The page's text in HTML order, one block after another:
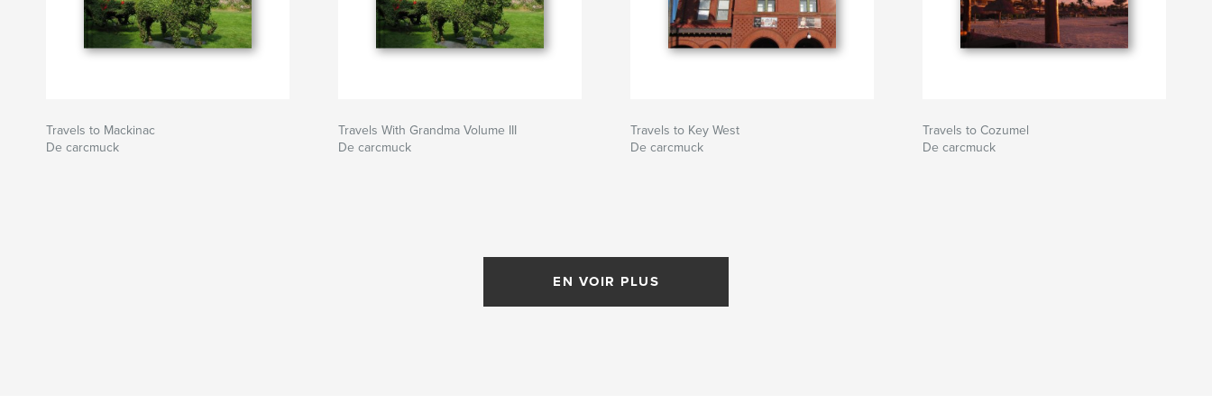
Travels to Mackinac
De carcmuck
Travels With Grandma Volume III
De carcmuck
Travels to Key West
De carcmuck
Travels to Cozumel
De carcmuck
EN VOIR PLUS